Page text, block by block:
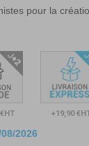
pour la
+19,90
08/2026